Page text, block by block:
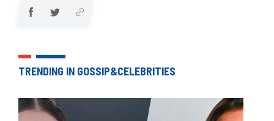
TRENDING IN GOSSIP&CELEBRITIES